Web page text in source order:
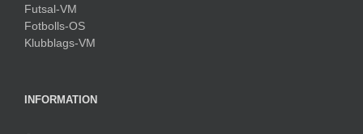
Futsal-VM
Fotbolls-OS
Klubblags-VM
INFORMATION